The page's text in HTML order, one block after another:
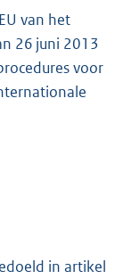
van het
26 juni 2013
voor
in artikel